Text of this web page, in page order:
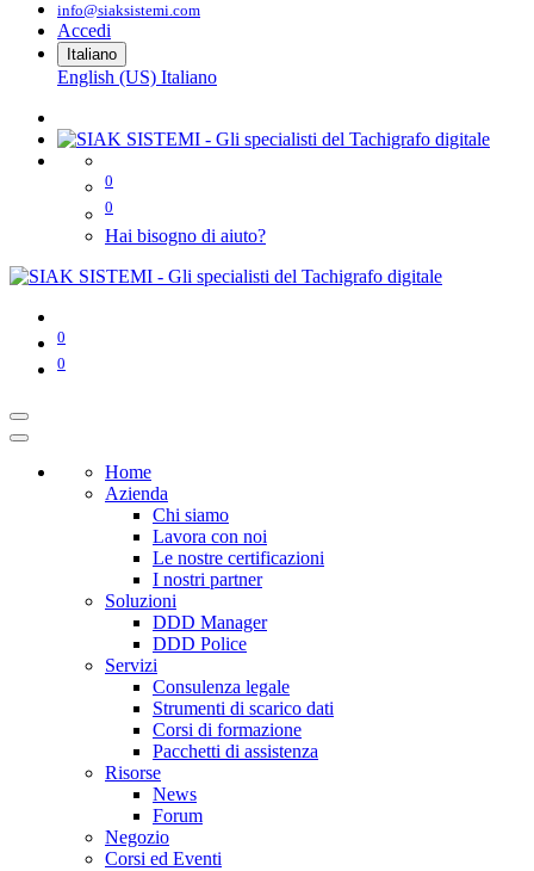
info@siaksistemi.com
Accedi
Italiano
English (US) Italiano
0
0
Hai bisogno di aiuto?
0
0
Home
Azienda
Chi siamo
Lavora con noi
Le nostre certificazioni
I nostri partner
Soluzioni
DDD Manager
DDD Police
Servizi
Consulenza legale
Strumenti di scarico dati
Corsi di formazione
Pacchetti di assistenza
Risorse
News
Forum
Negozio
Corsi ed Eventi